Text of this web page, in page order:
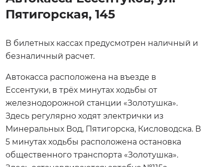
Пятигорская, 145
В билетных кассах предусмотрен наличный и
безналичный расчет.
Автокасса расположена на въезде в
Ессентуки, в трёх минутах ходьбы от
железнодорожной станции «Золотушка».
Здесь регулярно ходят электрички из
Минеральных Вод, Пятигорска, Кисловодска. В
5 минутах ходьбы расположена остановка
общественного транспорта «Золотушка».